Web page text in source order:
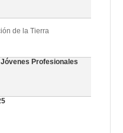
de la Tierra
Jóvenes Profesionales